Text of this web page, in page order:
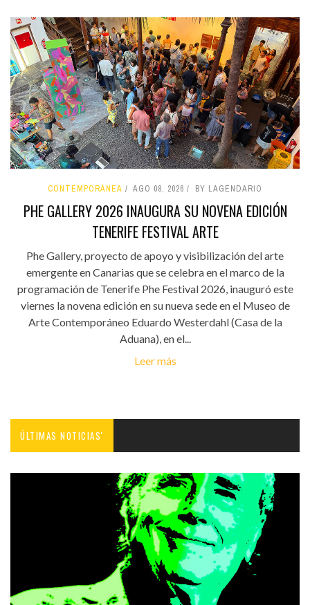
CONTEMPORÁNEA AGO 08, 2026 BY LAGENDARIO
PHE GALLERY 2026 INAUGURA SU NOVENA EDICIÓN
TENERIFE FESTIVAL ARTE
Phe Gallery, proyecto de apoyo y visibilización del arte
emergente en Canarias que se celebra en el marco de la
programación de Tenerife Phe Festival 2026, inauguró este
viernes la novena edición en su nueva sede en el Museo de
Arte Contemporáneo Eduardo Westerdahl (Casa de la
Aduana), en el...
Leer más
ÚLTIMAS NOTICIAS'